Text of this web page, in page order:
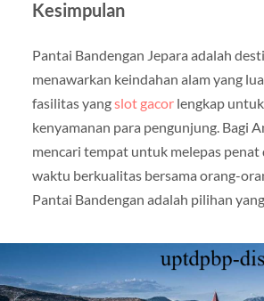
Kesimpulan
Pantai Bandengan Jepara adalah
menawarkan keindahan alam yang
fasilitas yangslot gacorlengkap
kenyamanan para pengunjung. Bagi
mencari tempat untuk melepas penat
waktu berkualitas bersama orang-
Pantai Bandengan adalah pilihan